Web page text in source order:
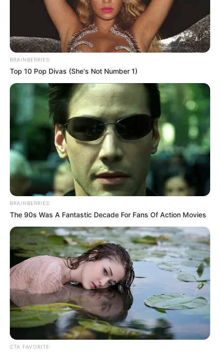
Die Einträge auf dieser Seite sind kostenlos (max. 1000
Zeichen). Vor dem Abspeichern wird eine Vorschau
gezeigt, die nach der Bestätigung nicht mehr geändert
werden kann. Sie sind zur Einhaltung der Gesetze der
Bundesrepublik Deutschland verpflichtet. Wir registrieren
den Zeitpunkt der Speicherung.
Zwecks besserer Sichtbarkeit ist auch die Auswahl des
Typs der Veranstaltung zu empfehlen, damit diese zum
Beispiel nach der Prüfung auch unter den Rubriken
Theater und Klassik,Rock, Pop und Jazz,Volksfesteund
Sport
veröffentlicht werden.
Veranstaltung eintragen:
Stadt oder selbstständige Gemeinde *:
Titel der Veranstaltung *:
Kurztext zur Veranstaltung (ohne Zeilenumbrüche) *:
Beginn der Veranstaltung *:
BRAINBERRIES
Top 10 Pop Divas (She's Not Number 1)
BRAINBERRIES
The 90s Was A Fantastic Decade For Fans Of Action Movies
CTA FAVORITE